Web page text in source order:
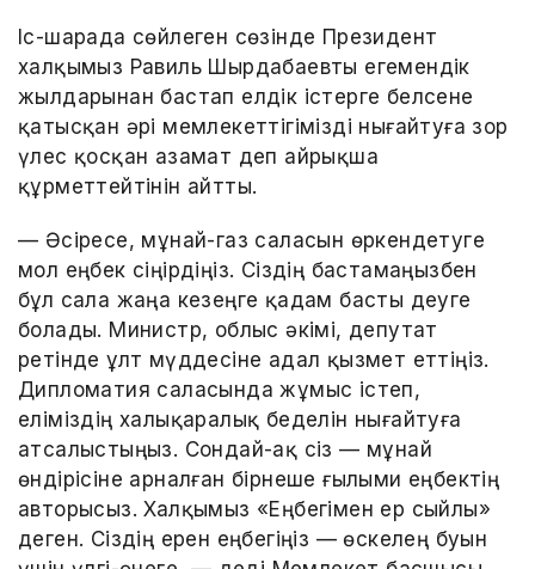
Іс-шарада сөйлеген сөзінде Президент
халқымыз Равиль Шырдабаевты егемендік
жылдарынан бастап елдік істерге белсене
қатысқан әрі мемлекеттігімізді нығайтуға зор
үлес қосқан азамат деп айрықша
құрметтейтінін айтты.
— Әсіресе, мұнай-газ саласын өркендетуге
мол еңбек сіңірдіңіз. Сіздің бастамаңызбен
бұл сала жаңа кезеңге қадам басты деуге
болады. Министр, облыс әкімі, депутат
ретінде ұлт мүддесіне адал қызмет еттіңіз.
Дипломатия саласында жұмыс істеп,
еліміздің халықаралық беделін нығайтуға
атсалыстыңыз. Сондай-ақ сіз — мұнай
өндірісіне арналған бірнеше ғылыми еңбектің
авторысыз. Халқымыз «Еңбегімен ер сыйлы»
деген. Сіздің ерен еңбегіңіз — өскелең буын